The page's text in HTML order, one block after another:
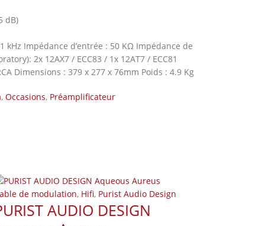
dB)
kHz Impédance d’entrée : 50 KΩ Impédance de
2x 12AX7 / ECC83 / 1x 12AT7 / ECC81
Dimensions : 379 x 277 x 76mm Poids : 4.9 Kg
, Occasions, Préamplificateur
de modulation, Hifi, Purist Audio Design
AUDIO DESIGN